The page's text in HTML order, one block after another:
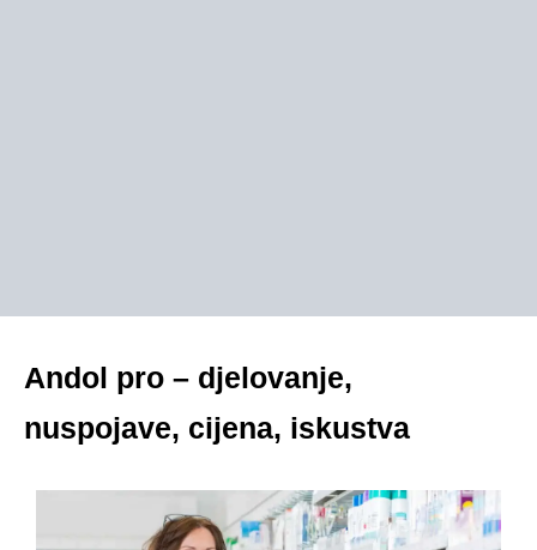
Andol pro – djelovanje,
nuspojave, cijena, iskustva